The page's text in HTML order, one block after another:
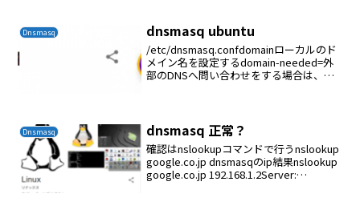
Dnsmasq dnsmasq ubuntu
/etc/dnsmasq.confdomainローカルのド
メイン名を設定するdomain-needed=外
部のDNSへ問い合わせをする場合は、ホ
Dnsmasq dnsmasq 正常？
確認はnslookupコマンドで行うnslookup
google.co.jp dnsmasqのip結果nslookup
google.co.jp 192.168.1.2Server: